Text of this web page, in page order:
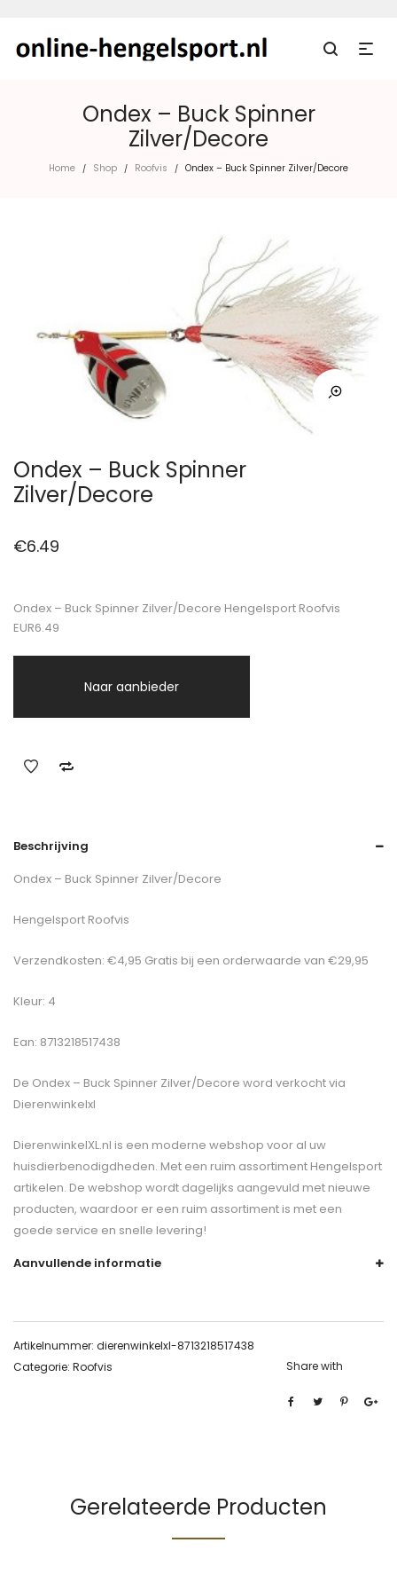
Ondex – Buck Spinner
Zilver/Decore
Home / Shop / Roofvis / Ondex – Buck Spinner Zilver/Decore
Ondex – Buck Spinner
Zilver/Decore
€6.49
Ondex – Buck Spinner Zilver/Decore Hengelsport Roofvis
EUR6.49
Naar aanbieder
Beschrijving
Ondex – Buck Spinner Zilver/Decore
Hengelsport Roofvis
Verzendkosten: €4,95 Gratis bij een orderwaarde van €29,95
Kleur: 4
Ean: 8713218517438
De Ondex – Buck Spinner Zilver/Decore word verkocht via
Dierenwinkelxl
DierenwinkelXL.nl is een moderne webshop voor al uw
huisdierbenodigdheden. Met een ruim assortiment Hengelsport
artikelen. De webshop wordt dagelijks aangevuld met nieuwe
producten, waardoor er een ruim assortiment is met een
goede service en snelle levering!
Aanvullende informatie
Artikelnummer: dierenwinkelxl-8713218517438
Categorie: Roofvis Share with
Gerelateerde Producten